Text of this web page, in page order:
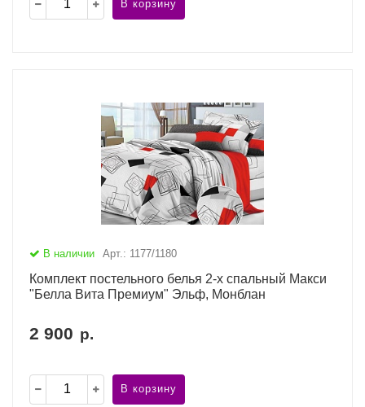
В корзину
В наличии Арт.: 1177/1180
Комплект постельного белья 2-х спальный Макси
"Белла Вита Премиум" Эльф, Монблан
2 900 р.
В корзину